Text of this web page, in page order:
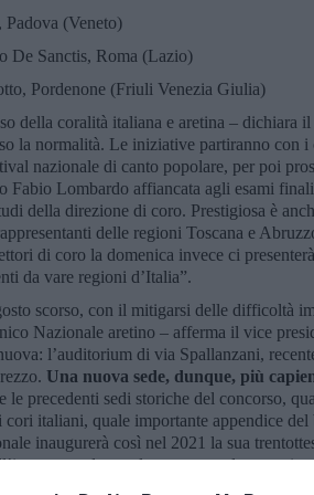
(Veneto)
De Sanctis, Roma (Lazio)
Pordenone (Friuli Venezia Giulia)
della coralità italiana e aretina – dichiara
la normalità. Le iniziative partiranno con
nazionale di canto popolare, per poi
Fabio Lombardo affiancata agli esami
della direzione di coro. Prestigiosa è
delle regioni Toscana e
di coro la domenica invece ci
da vare regioni d’Italia”.
scorso, con il mitigarsi delle difficoltà
Nazionale aretino – afferma il vice
l’auditorium di via Spallanzani,
Una nuova sede, dunque, più
le precedenti sedi storiche del concorso,
italiani, quale importante appendice del
inaugurerà così nel 2021 la sua
mondo corale, attraverso la